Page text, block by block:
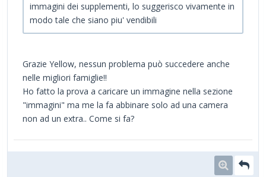
immagini dei supplementi, lo suggerisco vivamente in
modo tale che siano piu' vendibili
Grazie Yellow, nessun problema può succedere anche
nelle migliori famiglie!!
Ho fatto la prova a caricare un immagine nella sezione
"immagini" ma me la fa abbinare solo ad una camera
non ad un extra.. Come si fa?